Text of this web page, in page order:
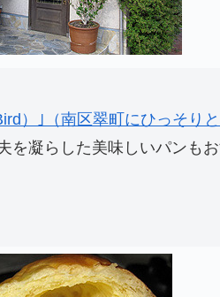
）｣（南区翠町にひっそりと
を凝らした美味しいパンも